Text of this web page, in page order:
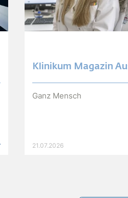
Klinikum Magazin
Ganz Mensch
21.07.2026